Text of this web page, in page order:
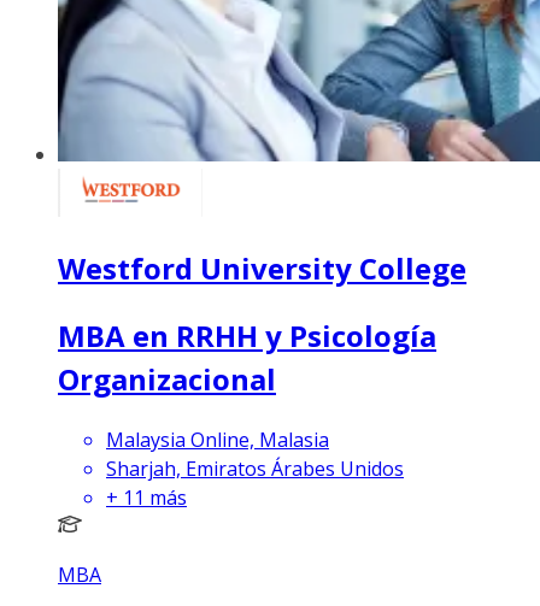
Westford University College
MBA en RRHH y Psicología
Organizacional
Malaysia Online, Malasia
Sharjah, Emiratos Árabes Unidos
+ 11 más
MBA